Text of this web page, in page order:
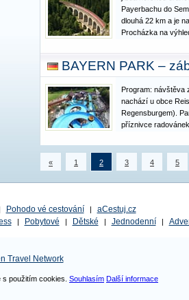
Payerbachu do
dlouhá 22 km a je
Procházka na
poutního kostela
fakultativně
BAYERN PARK –
Program: návštěva
nachází u obce
Regensburgem).
příznivce
skluzavku,
kolotoče, horskou
« 1 2 3 4 5
Pohodo vé cestování |
aCestuj.cz
| Pobytové | Dětské | Jednodenní |
Travel Network
použitím cookies. Souhlasím Další informace